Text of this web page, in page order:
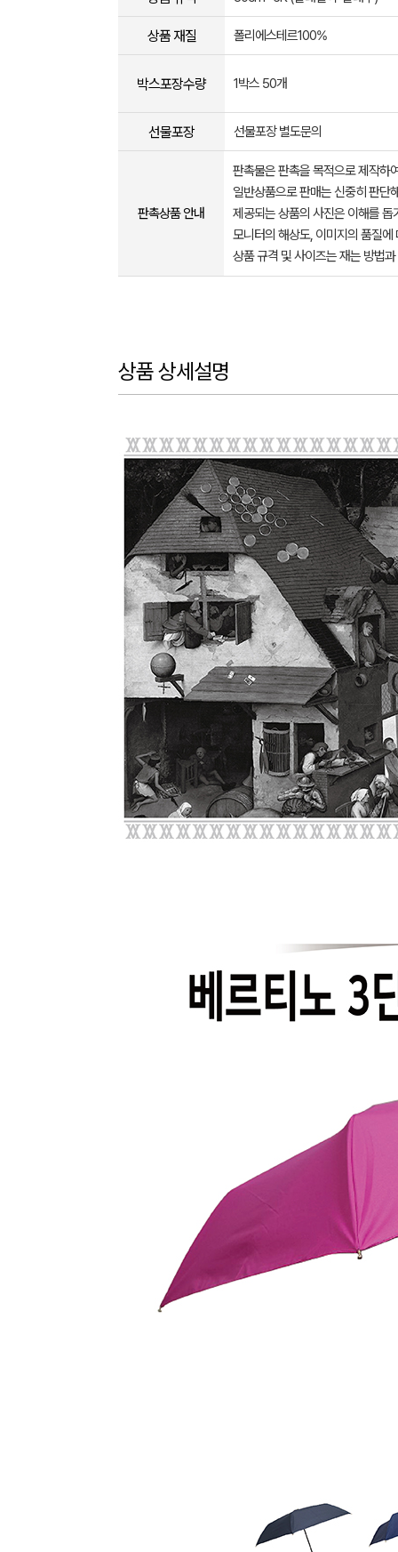
상품 재질 폴리에스테르100%
박스포장수량 1박스 50개
선물포장 선물포장 별도문의
판촉상품 안내
판촉물은 판촉을 목적으로 제작하
일반상품으로 판매는 신중히 판단
제공되는 상품의 사진은 이해를
모니터의 해상도, 이미지의 품질
상품 규격 및 사이즈는 재는 방법
상품 상세설명